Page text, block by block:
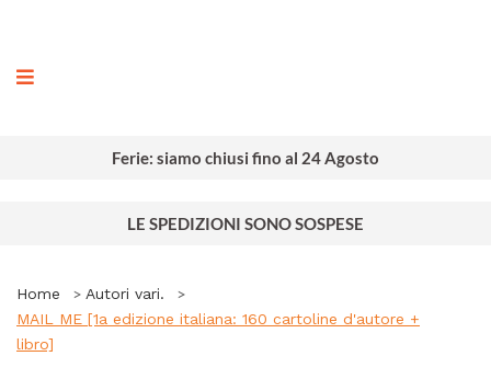
Ferie: siamo chiusi fino al 24 Agosto
LE SPEDIZIONI SONO SOSPESE
Home
Autori vari.
MAIL ME [1a edizione italiana: 160 cartoline d'autore +
libro]